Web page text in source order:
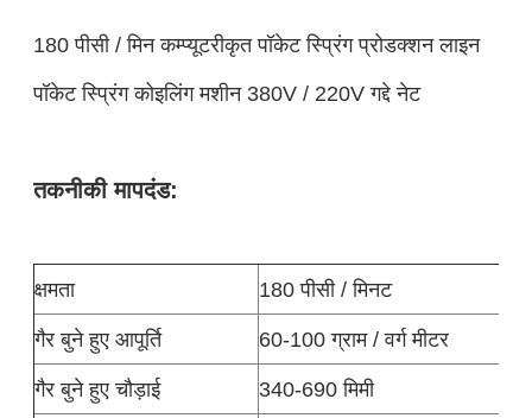
180 पीसी / मिन कम्प्यूटरीकृत पॉकेट स्प्रिंग प्रोडक्शन लाइन
पॉकेट स्प्रिंग कोइलिंग मशीन 380V / 220V गद्दे नेट
तकनीकी मापदंड:
क्षमता
180 पीसी / मिनट
गैर बुने हुए आपूर्ति
60-100 ग्राम / वर्ग मीटर
गैर बुने हुए चौड़ाई
340-690 मिमी